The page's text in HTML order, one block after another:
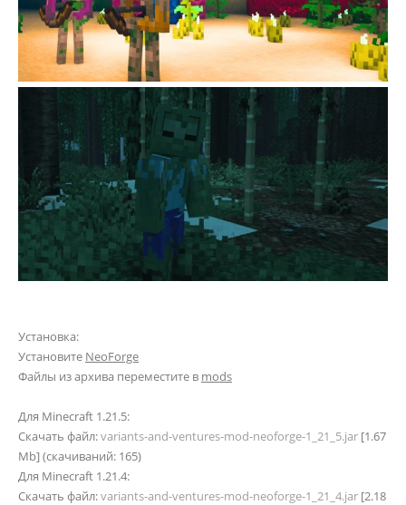
Установка:
Установите NeoForge
Файлы из архива переместите в mods
Для Minecraft 1.21.5:
Скачать файл:variants-and-ventures-mod-neoforge-1_21_5.jar
Mb] (cкачиваний: 165)
Для Minecraft 1.21.4:
Скачать файл:variants-and-ventures-mod-neoforge-1_21_4.jar